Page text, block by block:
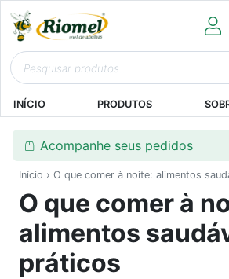
INÍCIO PRODUTOS
Acompanhe seus pedidos
Início › O que comer à noite: alimentos
O que comer à
alimentos
práticos